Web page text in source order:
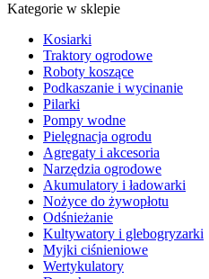
Kategorie w sklepie
Kosiarki
Traktory ogrodowe
Roboty koszące
Podkaszanie i wycinanie
Pilarki
Pompy wodne
Pielęgnacja ogrodu
Agregaty i akcesoria
Narzędzia ogrodowe
Akumulatory i ładowarki
Nożyce do żywopłotu
Odśnieżanie
Kultywatory i glebogryzarki
Myjki ciśnieniowe
Wertykulatory